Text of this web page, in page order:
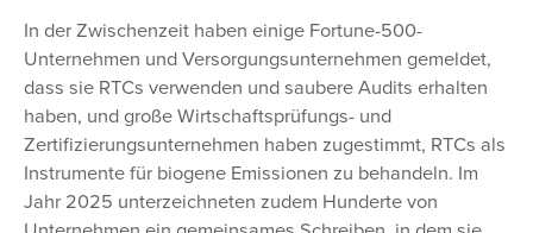
In der Zwischenzeit haben einige Fortune-500-
Unternehmen und Versorgungsunternehmen gemeldet,
dass sie RTCs verwenden und saubere Audits erhalten
haben, und große Wirtschaftsprüfungs- und
Zertifizierungsunternehmen haben zugestimmt, RTCs als
Instrumente für biogene Emissionen zu behandeln. Im
Jahr 2025 unterzeichneten zudem Hunderte von